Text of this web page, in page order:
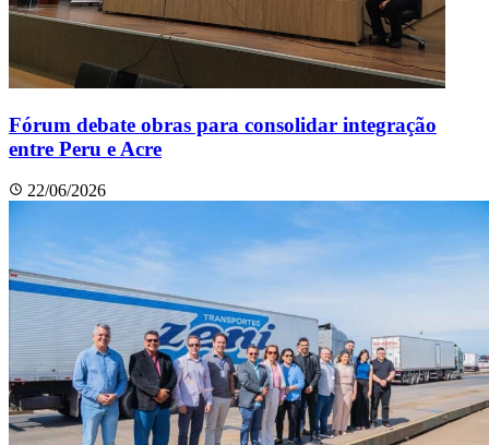
Fórum debate obras para consolidar integração
entre Peru e Acre
22/06/2026